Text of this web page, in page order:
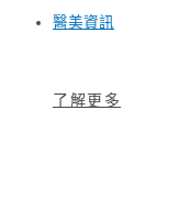
醫美資訊
了解更多